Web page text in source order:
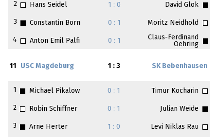
2 Hans Seidel 1 : 0 David Glok
3 Constantin Born 0 : 1 Moritz Neidhold
4 Anton Emil Palfi 0 : 1
Claus-Ferdinand
Oehring
11 USC Magdeburg 1 : 3 SK Bebenhausen
1 Michael Pikalow 0 : 1 Timur Kocharin
2 Robin Schiffner 0 : 1 Julian Weide
3 Arne Herter 1 : 0 Levi Niklas Rau